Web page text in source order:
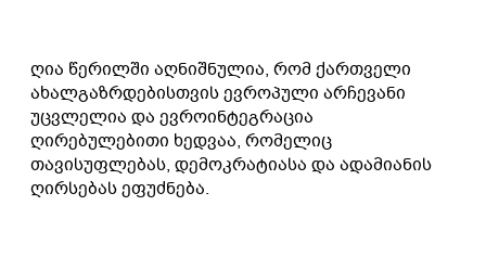
ღია წერილში აღნიშნულია, რომ ქართველი
ახალგაზრდებისთვის ევროპული არჩევანი
უცვლელია და ევროინტეგრაცია
ღირებულებითი ხედვაა, რომელიც
თავისუფლებას, დემოკრატიასა და ადამიანის
ღირსებას ეფუძნება.